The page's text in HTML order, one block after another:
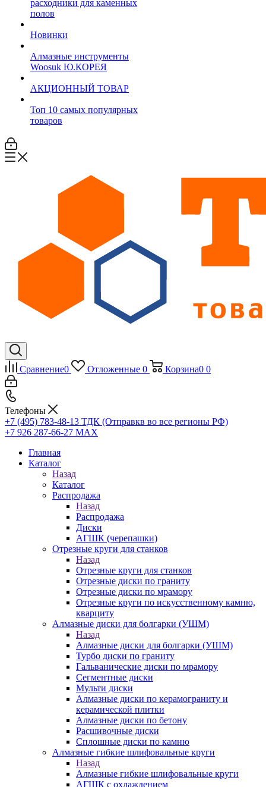
расходники для каменных
полов
Новинки
Алмазные инструменты
Woosuk Ю.КОРЕЯ
АКЦИОННЫЙ ТОВАР
Топ 10 самых популярных
товаров
Сравнение0 Отложенные 0 Корзина0 0
Телефоны
+7 (495) 783-48-13 ТДК (Отправкв во все регионы РФ)
+7 926 287-66-27 МАХ
Главная
Каталог
Назад
Каталог
Распродажа
Назад
Распродажа
Диски
АГШК (черепашки)
Отрезные круги для станков
Назад
Отрезные круги для станков
Отрезные диски по граниту
Отрезные диски по мрамору
Отрезные круги по искусственному камню,
кварциту
Алмазные диски для болгарки (УШМ)
Назад
Алмазные диски для болгарки (УШМ)
Турбо диски по граниту
Гальванические диски по мрамору
Сегментные диски
Мульти диски
Алмазные диски по керамограниту и
керамической плитки
Алмазные диски по бетону
Расшивочные диски
Сплошные диски по камню
Алмазные гибкие шлифовальные круги
Назад
Алмазные гибкие шлифовальные круги
АГШК с охлаждением